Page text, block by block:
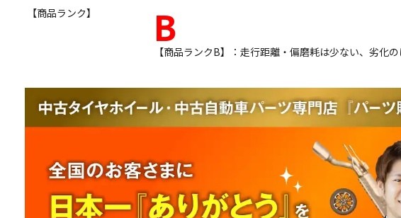
【商品ランク】
B
【商品ランクB】：走行距離・偏磨耗は少ない、劣化